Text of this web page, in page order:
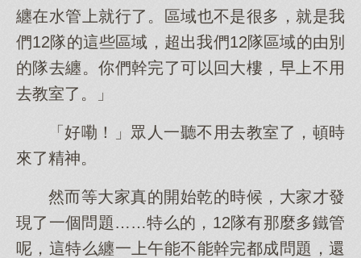
纏在水管上就行了。區域也不是很多，就是我
們12隊的這些區域，超出我們12隊區域的由別
的隊去纏。你們幹完了可以回大樓，早上不用
去教室了。」
「好嘞！」眾人一聽不用去教室了，頓時
來了精神。
然而等大家真的開始乾的時候，大家才發
現了一個問題……特么的，12隊有那麼多鐵管
呢，這特么纏一上午能不能幹完都成問題，還